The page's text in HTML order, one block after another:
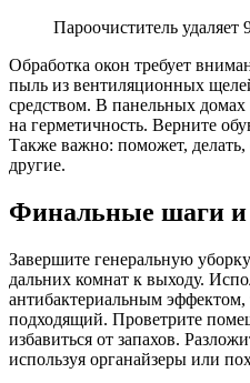
Пароочиститель удаляет
Обработка окон требует
пыль из вентиляционных
средством. В панельных
на герметичность. Верните
Также важно: поможет,
другие.
Финальные шаги и
Завершите генеральную
дальних комнат к выходу.
антибактериальным
подходящий. Проветрите
избавиться от запахов.
используя органайзеры или